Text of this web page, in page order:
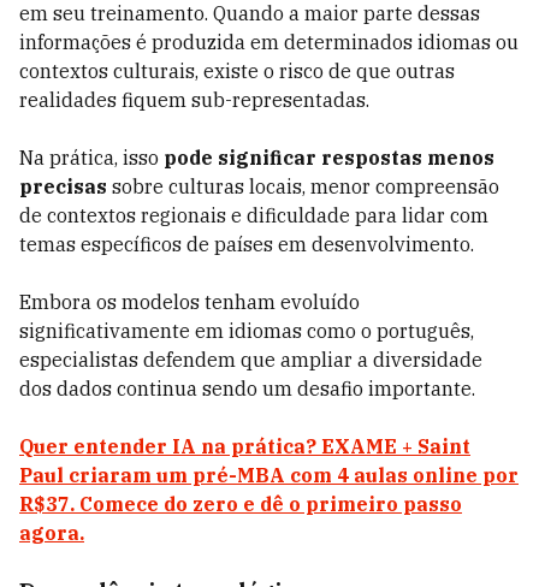
em seu treinamento. Quando a maior parte dessas
informações é produzida em determinados idiomas ou
contextos culturais, existe o risco de que outras
realidades fiquem sub-representadas.
Na prática, isso pode significar respostas menos
precisas sobre culturas locais, menor compreensão
de contextos regionais e dificuldade para lidar com
temas específicos de países em desenvolvimento.
Embora os modelos tenham evoluído
significativamente em idiomas como o português,
especialistas defendem que ampliar a diversidade
dos dados continua sendo um desafio importante.
Quer entender IA na prática? EXAME + Saint
Paul criaram um pré-MBA com 4 aulas online por
R$37. Comece do zero e dê o primeiro passo
agora.